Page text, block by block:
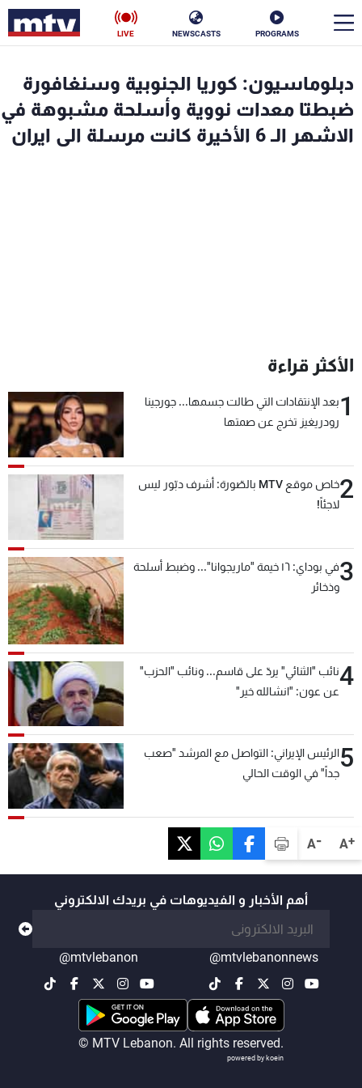
PROGRAMS
NEWSCASTS
LIVE
A+
A-
دبلوماسيون: كوريا الجنوبية وسنغافورة
ضبطتا معدات نووية وأسلحة مشبوهة في
الاشهر الـ 6 الأخيرة كانت مرسلة الى ايران
الأكثر قراءة
1بعد الإنتقادات التي طالت جسمها... جورجينا
رودريغيز تخرج عن صمتها
2
خاص موقع MTV بالصّورة: أشرف دبّور ليس
لاجئاً!
3
في بوداي: ١٦ خيمة "ماريجوانا"... وضبط أسلحة
وذخائر
4نائب "الثنائي" يردّ على قاسم... ونائب "الحزب"
عن عون: "انشالله خير"
5الرئيس الإيراني: التواصل مع المرشد "صعب
جداً" في الوقت الحالي
أهم الأخبار و الفيديوهات في بريدك الالكتروني
@mtvlebanonnews
@mtvlebanon
© MTV Lebanon. All rights reserved.
powered by koein
الأخبار
سياسة
جدول البرامج
شاهد البرامج
الترددات
لاعلاناتكم
شروط الإسـتخدام